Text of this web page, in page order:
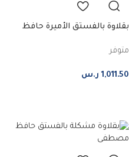
بقلاوة بالفستق الأميرة حافظ
متوفر
1,011.50 ر.س